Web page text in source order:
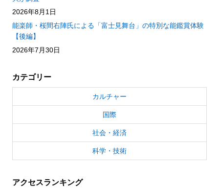
2026年8月1日
能楽師・桜間右陣氏による「富士見舞台」の特別な能鑑賞体験
【後編】
2026年7月30日
カテゴリー
カルチャー
国際
社会・経済
科学・技術
アクセスランキング